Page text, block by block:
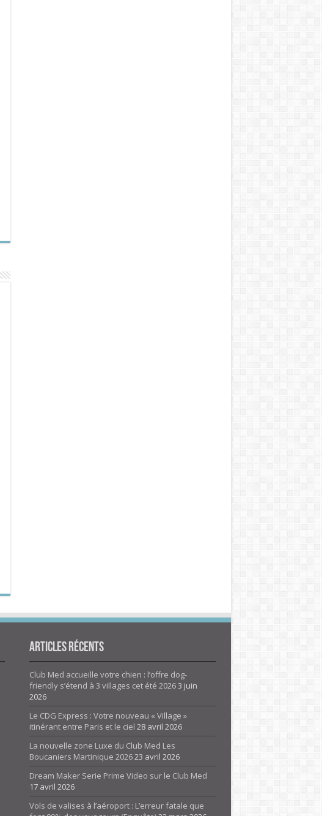
Articles Récents
Club Med accueille votre chien : l’offre dog-
friendly s’étend à 3 villages cet été 20263 juin
2026
Le CDG Express : Votre nouveau « Village »
itinérant entre Paris et le ciel 28 avril 2026
La nouvelle zone Luxe du Club Med Les
Boucaniers Martinique 202623 avril 2026
Dream Maker Serie Prime Video sur le Club Med
17 avril 2026
Vols de valises à l’aéroport : L’erreur fatale que